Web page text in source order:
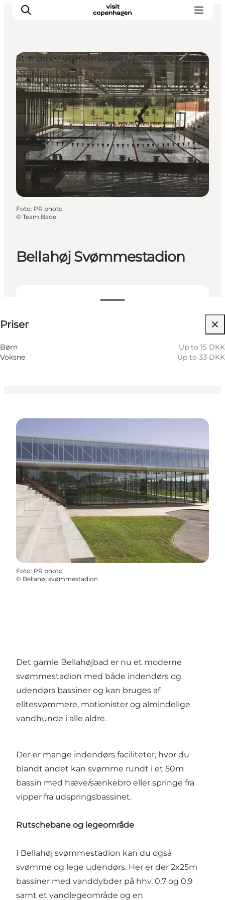
This is Copenhagen
Aktiviteter
Spis & drik
Områder
Planlæg din tur
CopenPay
Copenhagen Card
Bellahøj Svømmestadion
Priser
Børn
Up to 15 DKK
Voksne
Up to 33 DKK
Strande og udendørsbade
Foto: PR photo
© Team Bade
Foto: PR photo
© Bellahøj svømmestadion
Det gamle Bellahøjbad er nu et moderne
svømmestadion med både indendørs og
udendørs bassiner og kan bruges af
elitesvømmere, motionister og almindelige
vandhunde i alle aldre.
Der er mange indendørs faciliteter, hvor du
blandt andet kan svømme rundt i et 50m
bassin med hæve/sænkebro eller springe fra
vipper fra udspringsbassinet.
Rutschebane og legeområde
I Bellahøj svømmestadion kan du også
svømme og lege udendørs. Her er der 2x25m
bassiner med vanddybder på hhv. 0,7 og 0,9
samt et vandlegeområde og en